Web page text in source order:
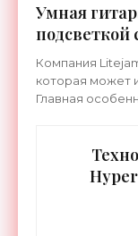
Умная
подсветкой
«Гаджеты»
Компания
которая может
Главная